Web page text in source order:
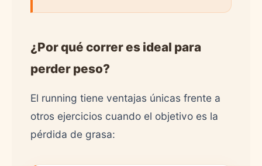
¿Por qué correr es ideal para
perder peso?
El running tiene ventajas únicas frente a
otros ejercicios cuando el objetivo es la
pérdida de grasa: